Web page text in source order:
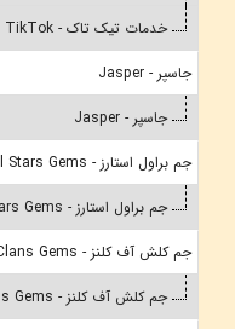
خدمات تیک تاک - TikTok
جاسپر - Jasper
جاسپر - Jasper
جم براول استارز - Brawl Stars Gems
جم براول استارز - Brawl Stars Gems
جم کلش آف کلنز - Clash of Clans Gems
جم کلش آف کلنز - Clash of Clans Gems